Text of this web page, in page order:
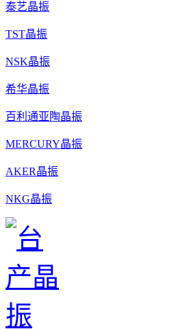
泰艺晶振
TST晶振
NSK晶振
希华晶振
百利通亚陶晶振
MERCURY晶振
AKER晶振
NKG晶振